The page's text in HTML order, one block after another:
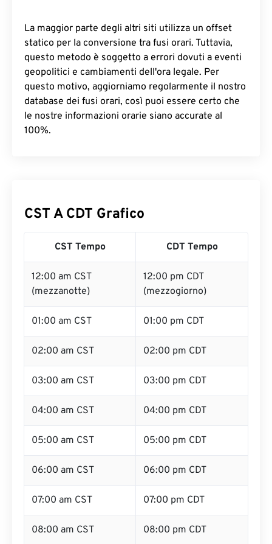
La maggior parte degli altri siti utilizza un offset
statico per la conversione tra fusi orari. Tuttavia,
questo metodo è soggetto a errori dovuti a eventi
geopolitici e cambiamenti dell'ora legale. Per
questo motivo, aggiorniamo regolarmente il nostro
database dei fusi orari, così puoi essere certo che
le nostre informazioni orarie siano accurate al
100%.
CST A CDT Grafico
CST Tempo CDT Tempo
12:00 am CST
(mezzanotte)
12:00 pm CDT
(mezzogiorno)
01:00 am CST 01:00 pm CDT
02:00 am CST 02:00 pm CDT
03:00 am CST 03:00 pm CDT
04:00 am CST 04:00 pm CDT
05:00 am CST 05:00 pm CDT
06:00 am CST 06:00 pm CDT
07:00 am CST 07:00 pm CDT
08:00 am CST 08:00 pm CDT